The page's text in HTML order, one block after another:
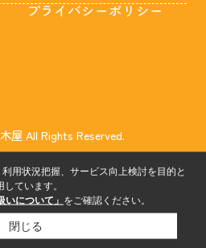
プライバシーポリシー
屋 All Rights Reserved.
用状況把握、サービス向上検討を目的と
ています。
いについて」 をご確認ください。
閉じる